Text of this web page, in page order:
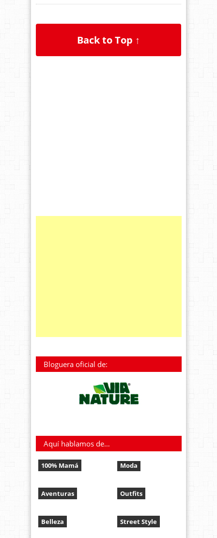
Back to Top ↑
Bloguera oficial de:
Aquí hablamos de…
100% Mamá
Aventuras
Belleza
Moda
Outfits
Street Style